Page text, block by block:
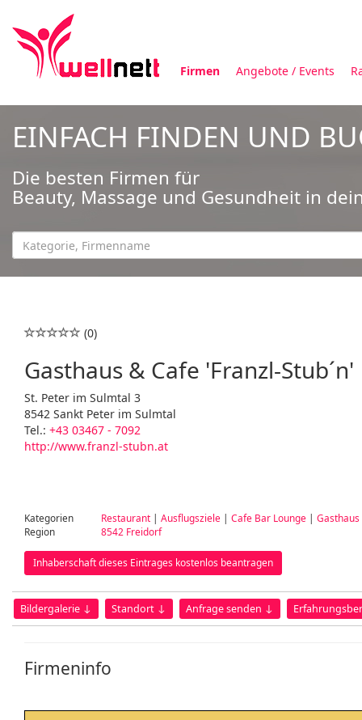
Firmen Angebote / Events
EINFACH FINDEN UND
Die besten Firmen für
Beauty, Massage und Gesundheit in
(0)
Gasthaus & Cafe 'Franzl-Stub´n'
St. Peter im Sulmtal 3
8542 Sankt Peter im Sulmtal
Tel.: +43 03467 - 7092
http://www.franzl-stubn.at
Kategorien Restaurant | Ausflugsziele | Cafe Bar Lounge | Gasthaus
Region
8542 Freidorf
Inhaberschaft dieses Eintrages kostenlos beantragen
Bildergalerie ↓ Standort ↓ Anfrage senden ↓
Firmeninfo